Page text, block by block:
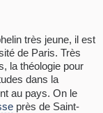
très jeune, il est
de Paris. Très
la théologie pour
dans la
au pays. On le
près de Saint-